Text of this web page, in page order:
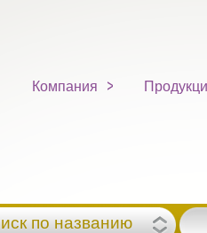
Компания
по названию